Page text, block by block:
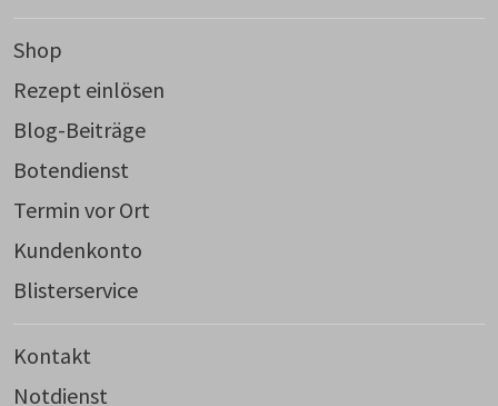
Shop
Rezept einlösen
Blog-Beiträge
Botendienst
Termin vor Ort
Kundenkonto
Blisterservice
Kontakt
Notdienst